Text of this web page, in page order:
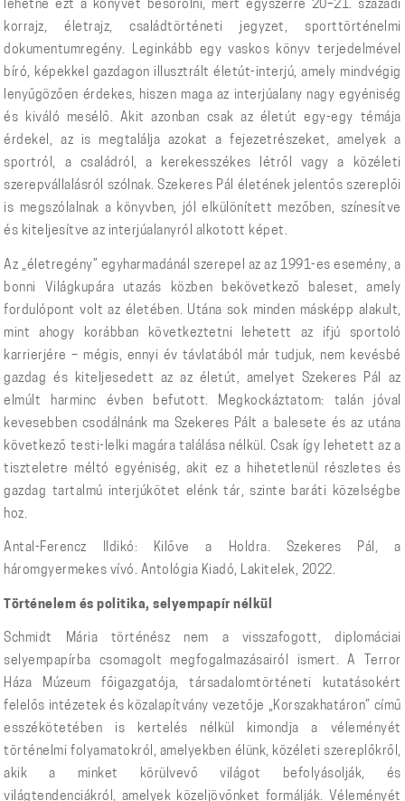
lehetne ezt a könyvet besorolni, mert egyszerre 20–21. századi
korrajz, életrajz, családtörténeti jegyzet, sporttörténelmi
dokumentumregény. Leginkább egy vaskos könyv terjedelmével
bíró, képekkel gazdagon illusztrált életút-interjú, amely mindvégig
lenyűgözően érdekes, hiszen maga az interjúalany nagy egyéniség
és kiváló mesélő. Akit azonban csak az életút egy-egy témája
érdekel, az is megtalálja azokat a fejezetrészeket, amelyek a
sportról, a családról, a kerekesszékes létről vagy a közéleti
szerepvállalásról szólnak. Szekeres Pál életének jelentős szereplői
is megszólalnak a könyvben, jól elkülönített mezőben, színesítve
és kiteljesítve az interjúalanyról alkotott képet.
Az „életregény” egyharmadánál szerepel az az 1991-es esemény, a
bonni Világkupára utazás közben bekövetkező baleset, amely
fordulópont volt az életében. Utána sok minden másképp alakult,
mint ahogy korábban következtetni lehetett az ifjú sportoló
karrierjére – mégis, ennyi év távlatából már tudjuk, nem kevésbé
gazdag és kiteljesedett az az életút, amelyet Szekeres Pál az
elmúlt harminc évben befutott. Megkockáztatom: talán jóval
kevesebben csodálnánk ma Szekeres Pált a balesete és az utána
következő testi-lelki magára találása nélkül. Csak így lehetett az a
tiszteletre méltó egyéniség, akit ez a hihetetlenül részletes és
gazdag tartalmú interjúkötet elénk tár, szinte baráti közelségbe
hoz.
Antal-Ferencz Ildikó: Kilőve a Holdra. Szekeres Pál, a
háromgyermekes vívó. Antológia Kiadó, Lakitelek, 2022.
Történelem és politika, selyempapír nélkül
Schmidt Mária történész nem a visszafogott, diplomáciai
selyempapírba csomagolt megfogalmazásairól ismert. A Terror
Háza Múzeum főigazgatója, társadalomtörténeti kutatásokért
felelős intézetek és közalapítvány vezetője „Korszakhatáron” című
esszékötetében is kertelés nélkül kimondja a véleményét
történelmi folyamatokról, amelyekben élünk, közéleti szereplőkről,
akik a minket körülvevő világot befolyásolják, és
világtendenciákról, amelyek közeljövőnket formálják. Véleményét